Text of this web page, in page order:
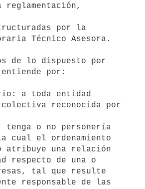
por la
Técnico Asesora.
por:
a toda entidad
reconocida por
el ordenamiento
respecto de una o
responsable de las